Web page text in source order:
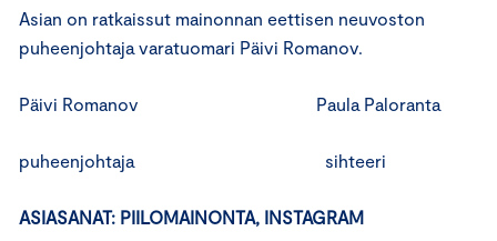
Asian on ratkaissut mainonnan eettisen neuvoston
puheenjohtaja varatuomari Päivi Romanov.
Päivi Romanov Paula Paloranta
puheenjohtaja sihteeri
ASIASANAT: PIILOMAINONTA, INSTAGRAM